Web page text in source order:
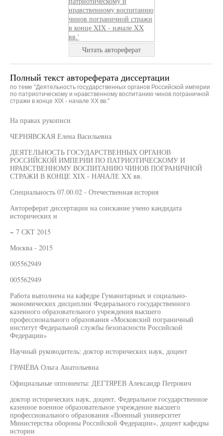
Читать автореферат
Полный текст автореферата диссертации
по теме "Деятельность государственных органов Российской империи
по патриотическому и нравственному воспитанию чинов пограничной
стражи в конце XIX - начале XX вв."
На правах рукописи
ЧЕРНЯВСКАЯ Елена Васильевна
ДЕЯТЕЛЬНОСТЬ ГОСУДАРСТВЕННЫХ ОРГАНОВ
РОССИЙСКОЙ ИМПЕРИИ ПО ПАТРИОТИЧЕСКОМУ И
НРАВСТВЕННОМУ ВОСПИТАНИЮ ЧИНОВ ПОГРАНИЧНОЙ
СТРАЖИ В КОНЦЕ XIX - НАЧАЛЕ XX вв.
Специальность 07.00.02 - Отечественная история
Автореферат диссертации на соискание учено кандидата
исторических н
~ 7 СКТ 2015
Москва - 2015
005562949
005562949
Работа выполнена на кафедре Гуманитарных и социально-
экономических дисциплин Федерального государственного
казенного образовательного учреждения высшего
профессионального образования «Московский пограничный
институт Федеральной службы безопасности Российской
Федерации»
Научный руководитель: доктор исторических наук, доцент
ГРАЧЁВА Ольга Анатольевна
Официальные оппоненты: ДЕГТЯРЕВ Александр Петрович
доктор исторических наук, доцент, Федеральное государственное
казенное военное образовательное учреждение высшего
профессионального образования «Военный университет
Министерства обороны Российской Федерации», доцент кафедры
истории